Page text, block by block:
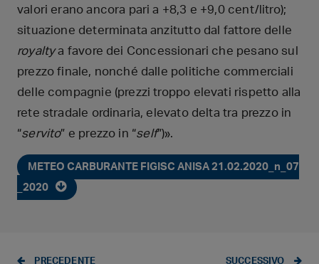
valori erano ancora pari a +8,3 e +9,0 cent/litro);
situazione determinata anzitutto dal fattore delle
royaltya favore dei Concessionari che pesano sul
prezzo finale, nonché dalle politiche commerciali
delle compagnie (prezzi troppo elevati rispetto alla
rete stradale ordinaria, elevato delta tra prezzo in
“servito” e prezzo in “self”)».
METEO CARBURANTE FIGISC ANISA 21.02.2020_n_07
_2020
PRECEDENTE SUCCESSIVO